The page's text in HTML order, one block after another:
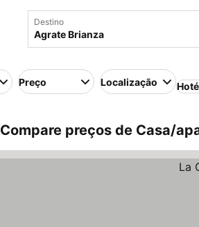
Destino
Preço Localização
Compare preços de Casa/